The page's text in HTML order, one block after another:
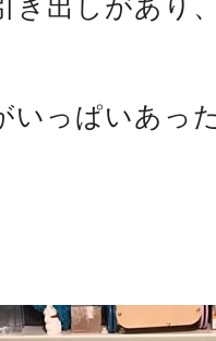
いっぱいあっ